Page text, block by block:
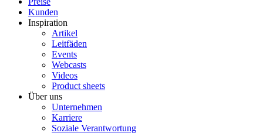
Kunden
Inspiration
Artikel
Leitfäden
Events
Webcasts
Videos
Product sheets
Über uns
Unternehmen
Karriere
Soziale Verantwortung